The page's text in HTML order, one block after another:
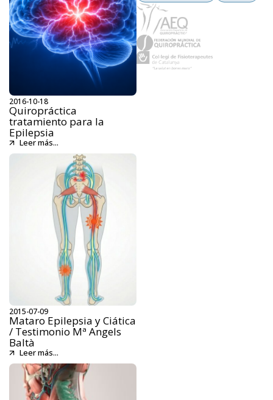
2016-10-18
Quiropráctica
tratamiento para la
Epilepsia
Leer más...
2015-07-09
Mataro Epilepsia y Ciática
/ Testimonio Mª Angels
Baltà
Leer más...